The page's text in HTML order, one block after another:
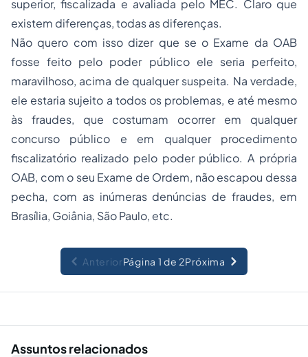
superior, fiscalizada e avaliada pelo MEC. Claro que
existem diferenças, todas as diferenças.
Não quero com isso dizer que se o Exame da OAB
fosse feito pelo poder público ele seria perfeito,
maravilhoso, acima de qualquer suspeita. Na verdade,
ele estaria sujeito a todos os problemas, e até mesmo
às fraudes, que costumam ocorrer em qualquer
concurso público e em qualquer procedimento
fiscalizatório realizado pelo poder público. A própria
OAB, com o seu Exame de Ordem, não escapou dessa
pecha, com as inúmeras denúncias de fraudes, em
Brasília, Goiânia, São Paulo, etc.
AnteriorPágina 1 de 2Próxima
Assuntos relacionados